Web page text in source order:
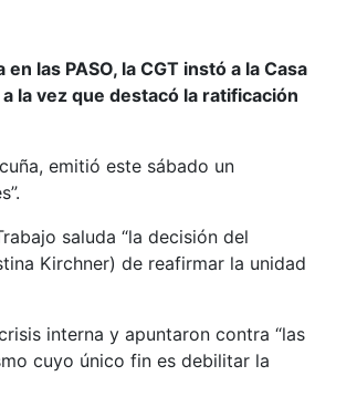
las PASO, la CGT instó a la Casa
la vez que destacó la ratificación
emitió este sábado un
saluda “la decisión del
Kirchner) de reafirmar la unidad
interna y apuntaron contra “las
cuyo único fin es debilitar la